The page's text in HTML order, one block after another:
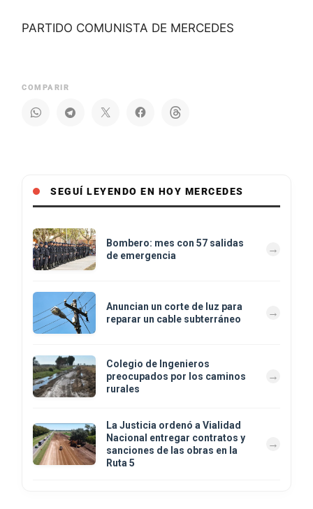
PARTIDO COMUNISTA DE MERCEDES
COMPARIR
SEGUÍ LEYENDO EN HOY MERCEDES
Bombero: mes con 57 salidas
de emergencia
Anuncian un corte de luz para
reparar un cable subterráneo
Colegio de Ingenieros
preocupados por los caminos
rurales
La Justicia ordenó a Vialidad
Nacional entregar contratos y
sanciones de las obras en la
Ruta 5